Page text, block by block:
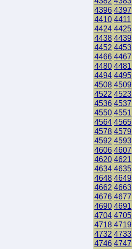
4396 4397
4410 4411
4424 4425
4438 4439
4452 4453
4466 4467
4480 4481
4494 4495
4508 4509
4522 4523
4536 4537
4550 4551
4564 4565
4578 4579
4592 4593
4606 4607
4620 4621
4634 4635
4648 4649
4662 4663
4676 4677
4690 4691
4704 4705
4718 4719
4732 4733
4746 4747